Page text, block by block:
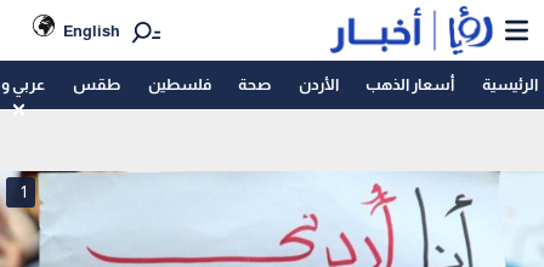
English
الرئيسية أسعار الذهب الأردن صحة فلسطين طقس عربي
1